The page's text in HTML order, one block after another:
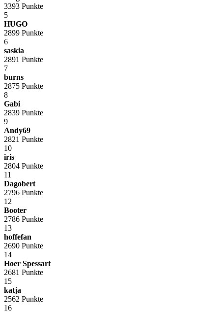
3393 Punkte
5
HUGO
2899 Punkte
6
saskia
2891 Punkte
7
burns
2875 Punkte
8
Gabi
2839 Punkte
9
Andy69
2821 Punkte
10
iris
2804 Punkte
11
Dagobert
2796 Punkte
12
Booter
2786 Punkte
13
hoffefan
2690 Punkte
14
Hoer Spessart
2681 Punkte
15
katja
2562 Punkte
16